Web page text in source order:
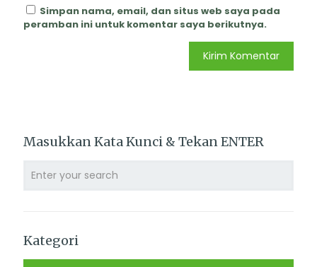
Simpan nama, email, dan situs web saya pada
peramban ini untuk komentar saya berikutnya.
Masukkan Kata Kunci & Tekan ENTER
Kategori